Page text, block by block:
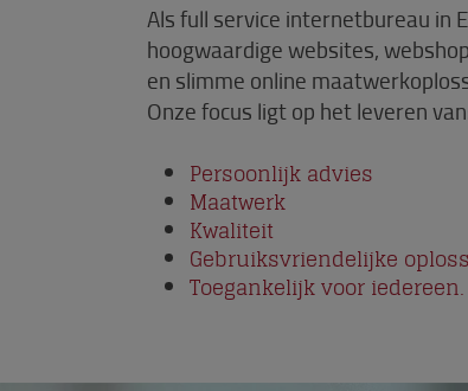
Als full service internetbureau in
hoogwaardige websites,
en slimme online
Onze focus ligt op het leveren
Persoonlijk advies
Maatwerk
Kwaliteit
Gebruiksvriendelijke
Toegankelijk voor iedereen.